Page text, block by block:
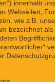
innerhalb
Webseiten,
wie z.B.
bezeichnet als